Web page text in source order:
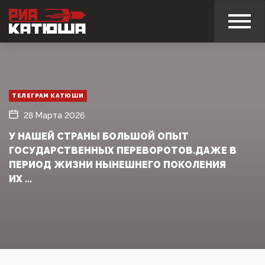
ТЕЛЕГРАМ КАТЮШИ
28 Марта 2026
У НАШЕЙ СТРАНЫ БОЛЬШОЙ ОПЫТ
ГОСУДАРСТВЕННЫХ ПЕРЕВОРОТОВ.ДАЖЕ В
ПЕРИОД ЖИЗНИ НЫНЕШНЕГО ПОКОЛЕНИЯ
ИХ ...